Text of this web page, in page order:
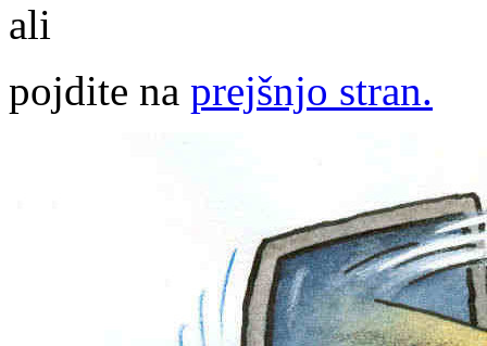
ali
pojdite na prejšnjo stran.